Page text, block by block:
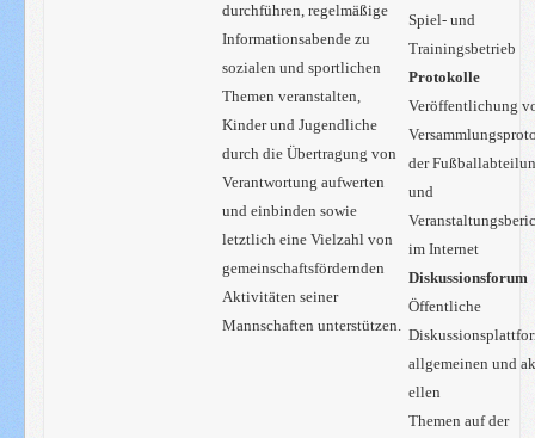
durchführen, regelmäßige
Informationsabende zu
sozialen und sportlichen
Themen veranstalten,
Kinder und Jugendliche
durch die Übertragung von
Verantwortung aufwerten
und einbinden sowie
letztlich eine Vielzahl von
gemeinschaftsfördernden
Aktivitäten seiner
Mannschaften unterstützen.
Spiel- und
Trainingsbetrieb
Protokolle
Veröffentlichung
der
und
im Internet
Diskussionsforum
Öffentliche
allgemeinen und
ellen
Themen auf der